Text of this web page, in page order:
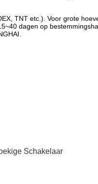
TNT etc.). Voor grote
dagen op
Schakelaar